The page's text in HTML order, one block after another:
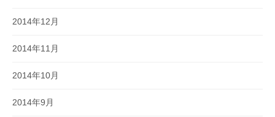
2014年12月
2014年11月
2014年10月
2014年9月